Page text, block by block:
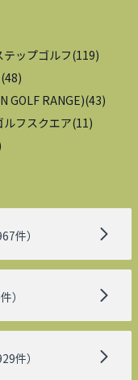
テップゴルフ(119)
(48)
GOLF RANGE)(43)
ルフスクエア(11 )
件）
件）
件）